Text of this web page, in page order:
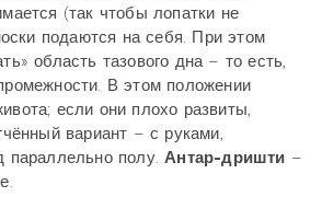
(так чтобы лопатки не
подаются на себя. При этом
область тазового дна – то есть,
В этом положении
если они плохо развиты,
вариант – с руками,
параллельно полу.Антар-дришти –